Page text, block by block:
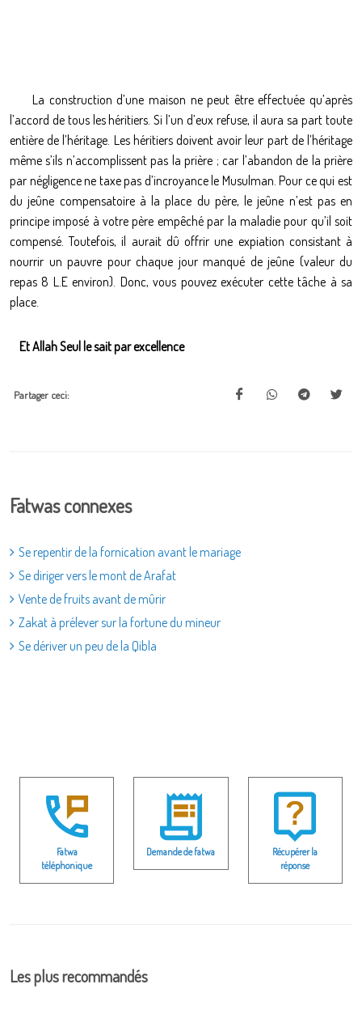
La construction d’une maison ne peut être effectuée qu’après
l’accord de tous les héritiers. Si l’un d’eux refuse, il aura sa part toute
entière de l’héritage. Les héritiers doivent avoir leur part de l’héritage
même s’ils n’accomplissent pas la prière ; car l’abandon de la prière
par négligence ne taxe pas d’incroyance le Musulman. Pour ce qui est
du jeûne compensatoire à la place du père, le jeûne n’est pas en
principe imposé à votre père empêché par la maladie pour qu’il soit
compensé. Toutefois, il aurait dû offrir une expiation consistant à
nourrir un pauvre pour chaque jour manqué de jeûne (valeur du
repas 8 L.E environ). Donc, vous pouvez exécuter cette tâche à sa
place.
Et Allah Seul le sait par excellence
Partager ceci:
Fatwas connexes
Se repentir de la fornication avant le mariage
Se diriger vers le mont de Arafat
Vente de fruits avant de mûrir
Zakat à prélever sur la fortune du mineur
Se dériver un peu de la Qibla
Fatwa
téléphonique
Demande de fatwa
Récupérer la
réponse
Les plus recommandés